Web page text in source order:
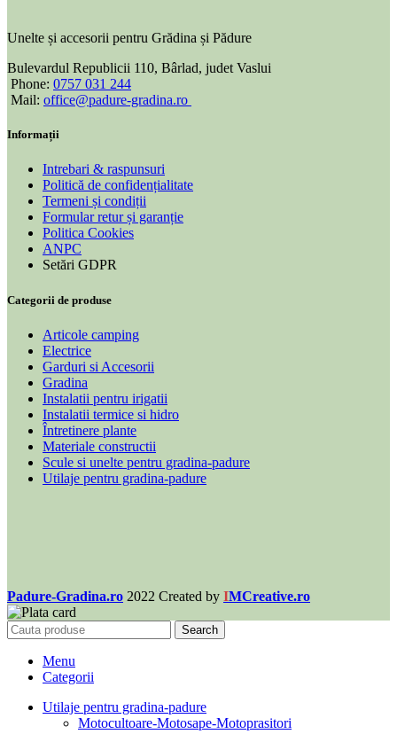
Unelte și accesorii pentru Grădina și Pădure
Bulevardul Republicii 110, Bârlad, judet Vaslui
Phone: 0757 031 244
Mail: office@padure-gradina.ro
Informații
Intrebari & raspunsuri
Politică de confidențialitate
Termeni și condiții
Formular retur și garanție
Politica Cookies
ANPC
Setări GDPR
Categorii de produse
Articole camping
Electrice
Garduri si Accesorii
Gradina
Instalatii pentru irigatii
Instalatii termice si hidro
Întretinere plante
Materiale constructii
Scule si unelte pentru gradina-padure
Utilaje pentru gradina-padure
Padure-Gradina.ro 2022 Created by IMCreative.ro
Search
Menu
Categorii
Utilaje pentru gradina-padure
Motocultoare-Motosape-Motoprasitori